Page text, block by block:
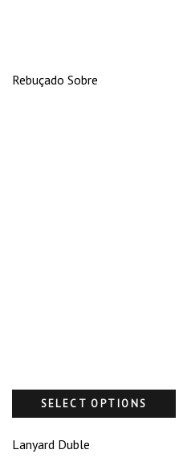
Rebuçado Sobre
SELECT OPTIONS
Lanyard Duble